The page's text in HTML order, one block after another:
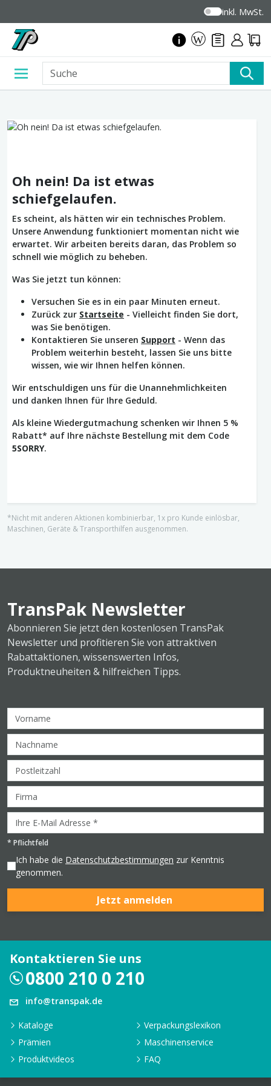
inkl. MwSt.
Oh nein! Da ist etwas
schiefgelaufen.
Es scheint, als hätten wir ein technisches Problem.
Unsere Anwendung funktioniert momentan nicht wie
erwartet. Wir arbeiten bereits daran, das Problem so
schnell wie möglich zu beheben.
Was Sie jetzt tun können:
Versuchen Sie es in ein paar Minuten erneut.
Zurück zur Startseite - Vielleicht finden Sie dort,
was Sie benötigen.
Kontaktieren Sie unseren Support - Wenn das
Problem weiterhin besteht, lassen Sie uns bitte
wissen, wie wir Ihnen helfen können.
Wir entschuldigen uns für die Unannehmlichkeiten
und danken Ihnen für Ihre Geduld.
Als kleine Wiedergutmachung schenken wir Ihnen 5 %
Rabatt* auf Ihre nächste Bestellung mit dem Code
5SORRY.
*Nicht mit anderen Aktionen kombinierbar, 1x pro Kunde einlösbar,
Maschinen, Geräte & Transporthilfen ausgenommen.
TransPak Newsletter
Abonnieren Sie jetzt den kostenlosen TransPak
Newsletter und profitieren Sie von attraktiven
Rabattaktionen, wissenswerten Infos,
Produktneuheiten & hilfreichen Tipps.
* Pflichtfeld
Ich habe die Datenschutzbestimmungen zur Kenntnis
genommen.
Jetzt anmelden
Kontaktieren Sie uns
0800 210 0 210
info@transpak.de
Kataloge
Verpackungslexikon
Prämien
Maschinenservice
Produktvideos
FAQ